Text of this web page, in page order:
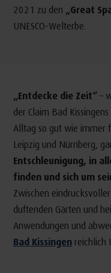
2021 zu den „Great
UNESCO-Welterbe.
„Entdecke die Zeit“–
der Claim Bad
Alltag so gut wie immer
Leipzig und Nürnberg,
Entschleunigung, in
finden und sich um
Zwischen
duftenden Gärten und
Anwendungen und
Bad Kissingenreichlich